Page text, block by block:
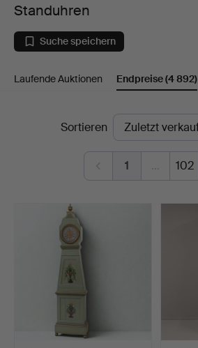
Standuhren
Suche speichern
Laufende Auktionen Endpreise(4 892)
EndpreiseSortieren
1 … 102